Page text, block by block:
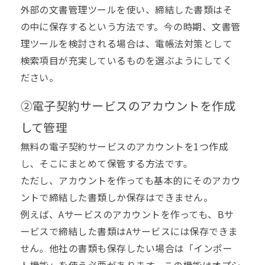
外部の文書管理ツールを使い、締結した書類はそ
の中に保存するという方法です。今の時期、文書管
理ツールを検討される場合は、電帳法対策として
検索項目が充実しているものを選ぶようにしてく
ださい。
②電子契約サービスのアカウントを作成
して管理
無料の電子契約サービスのアカウントを1つ作成
し、そこにまとめて保管する方法です。
ただし、アカウントを作っても基本的にそのアカウ
ントで締結した書類しか保存はできません。
例えば、Aサービスのアカウントを作っても、Bサ
ービスで締結した書類はAサービスには保存できま
せん。他社の書類も保存したい場合は「インポー